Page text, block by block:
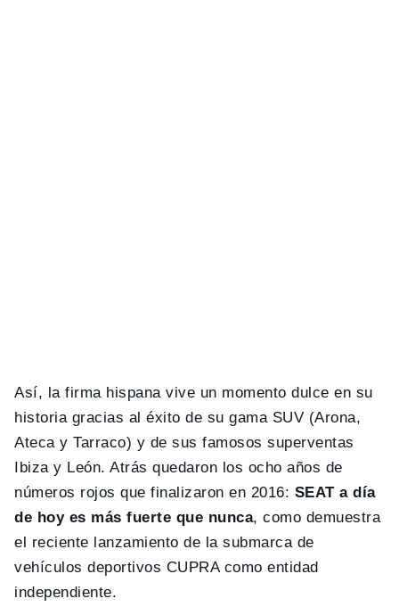
Así, la firma hispana vive un momento dulce en su
historia gracias al éxito de su gama SUV (Arona,
Ateca y Tarraco) y de sus famosos superventas
Ibiza y León. Atrás quedaron los ocho años de
números rojos que finalizaron en 2016: SEAT a día
de hoy es más fuerte que nunca, como demuestra
el reciente lanzamiento de la submarca de
vehículos deportivos CUPRA como entidad
independiente.